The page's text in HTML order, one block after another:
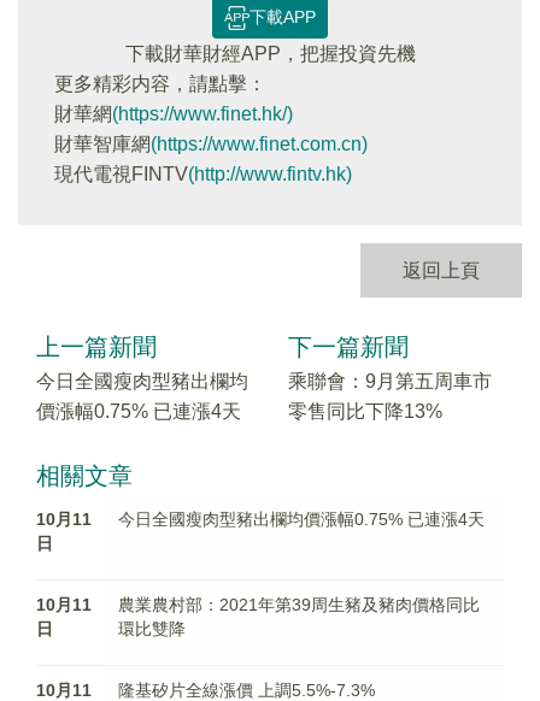
下載APP
下載財華財經APP，把握投資先機
更多精彩内容，請點擊：
財華網(https://www.finet.hk/)
財華智庫網(https://www.finet.com.cn)
現代電視FINTV(http://www.fintv.hk)
返回上頁
上一篇新聞
今日全國瘦肉型豬出欄均
價漲幅0.75% 已連漲4天
下一篇新聞
乘聯會：9月第五周車市
零售同比下降13%
相關文章
10月11
日
今日全國瘦肉型豬出欄均價漲幅0.75% 已連漲4天
10月11
日
農業農村部：2021年第39周生豬及豬肉價格同比
環比雙降
10月11
隆基矽片全線漲價 上調5.5%-7.3%